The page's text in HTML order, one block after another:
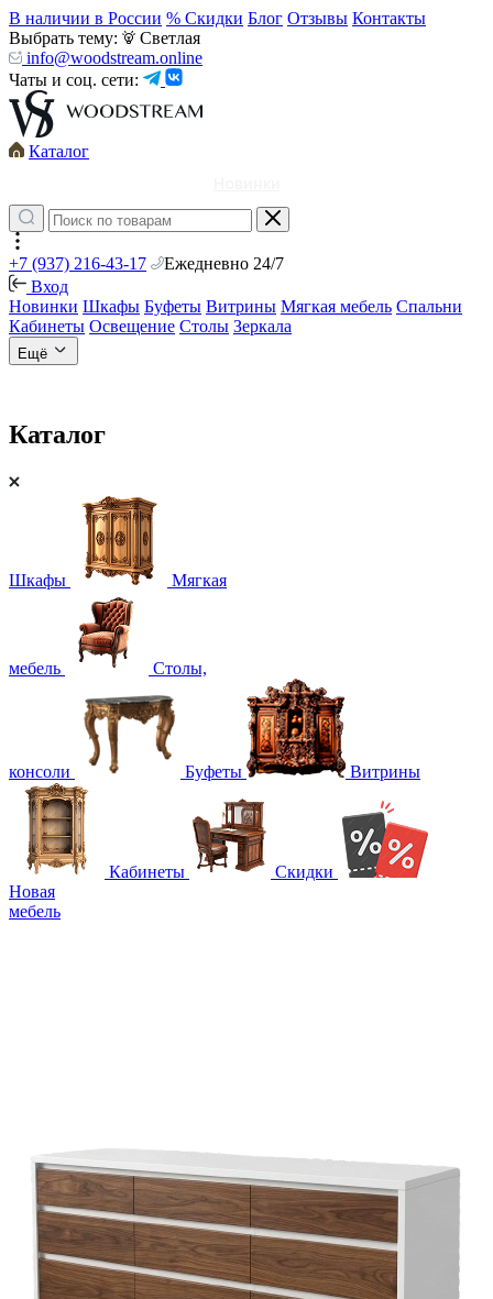
В наличии в России % Скидки Блог Отзывы Контакты
Выбрать тему:
Светлая
info@woodstream.online
Чаты и соц. сети:
Каталог
+7 (937) 216-43-17
Ежедневно 24/7
Вход
Новинки Шкафы Буфеты Витрины Мягкая мебель Спальни
Кабинеты Освещение Столы Зеркала
Ещё
Каталог
Шкафы Мягкая
мебель Столы,
консоли Буфеты Витрины
Кабинеты
Скидки
Новая
мебель